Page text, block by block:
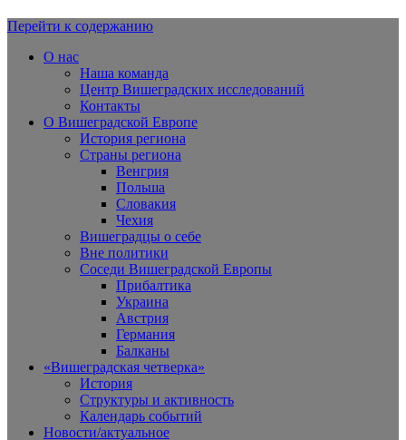
Вишеградская Европа
Перейти к содержанию
О нас
Наша команда
Центр Вишеградских исследований
Контакты
О Вишеградской Европе
История региона
Страны региона
Венгрия
Польша
Словакия
Чехия
Вишеградцы о себе
Вне политики
Соседи Вишеградской Европы
Прибалтика
Украина
Австрия
Германия
Балканы
«Вишеградская четверка»
История
Структуры и активность
Календарь событий
Новости/актуальное